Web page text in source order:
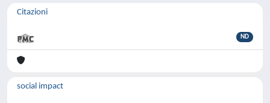
Citazioni
ND
social impact